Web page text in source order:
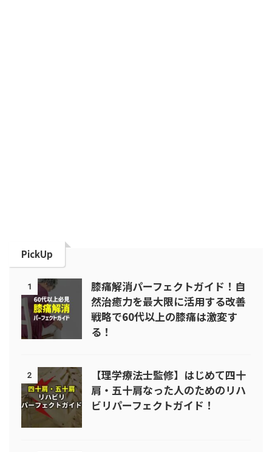
PickUp
1
膝痛解消パーフェクトガイド！自
然治癒力を最大限に活用する改善
戦略で60代以上の膝痛は激変す
る！
2
【理学療法士監修】はじめて四十
肩・五十肩なった人のためのリハ
ビリパーフェクトガイド！